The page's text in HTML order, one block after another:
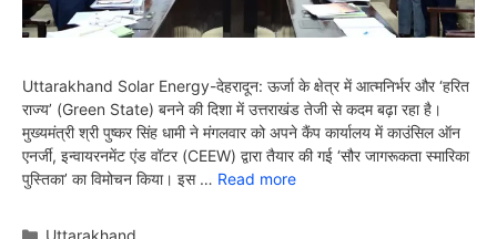
Uttarakhand Solar Energy-देहरादून: ऊर्जा के क्षेत्र में आत्मनिर्भर और ‘हरित
राज्य’ (Green State) बनने की दिशा में उत्तराखंड तेजी से कदम बढ़ा रहा है।
मुख्यमंत्री श्री पुष्कर सिंह धामी ने मंगलवार को अपने कैंप कार्यालय में काउंसिल ऑन
एनर्जी, इन्वायरनमेंट एंड वॉटर (CEEW) द्वारा तैयार की गई ‘सौर जागरूकता स्मारिका
पुस्तिका’ का विमोचन किया। इस … Read more
Categories
Uttarakhand